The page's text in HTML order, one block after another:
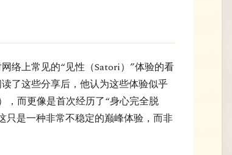
络上常见的“见性（Satori）”体验的看
了这些分享后，他认为这些体验似乎
，而更像是首次经历了“身心完全脱
只是一种非常不稳定的巅峰体验，而非